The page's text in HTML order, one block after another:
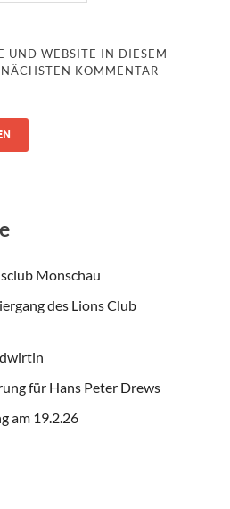
UND WEBSITE IN DIESEM
KOMMENTAR
Monschau
des Lions Club
für Hans Peter Drews
am 19.2.26